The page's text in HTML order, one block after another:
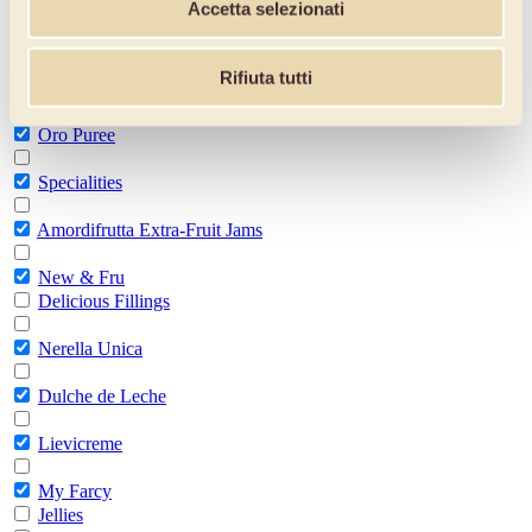
Accetta selezionati
Rifiuta tutti
Fruit based preparations
Oro Puree
Specialities
Amordifrutta Extra-Fruit Jams
New & Fru
Delicious Fillings
Nerella Unica
Dulche de Leche
Lievicreme
My Farcy
Jellies